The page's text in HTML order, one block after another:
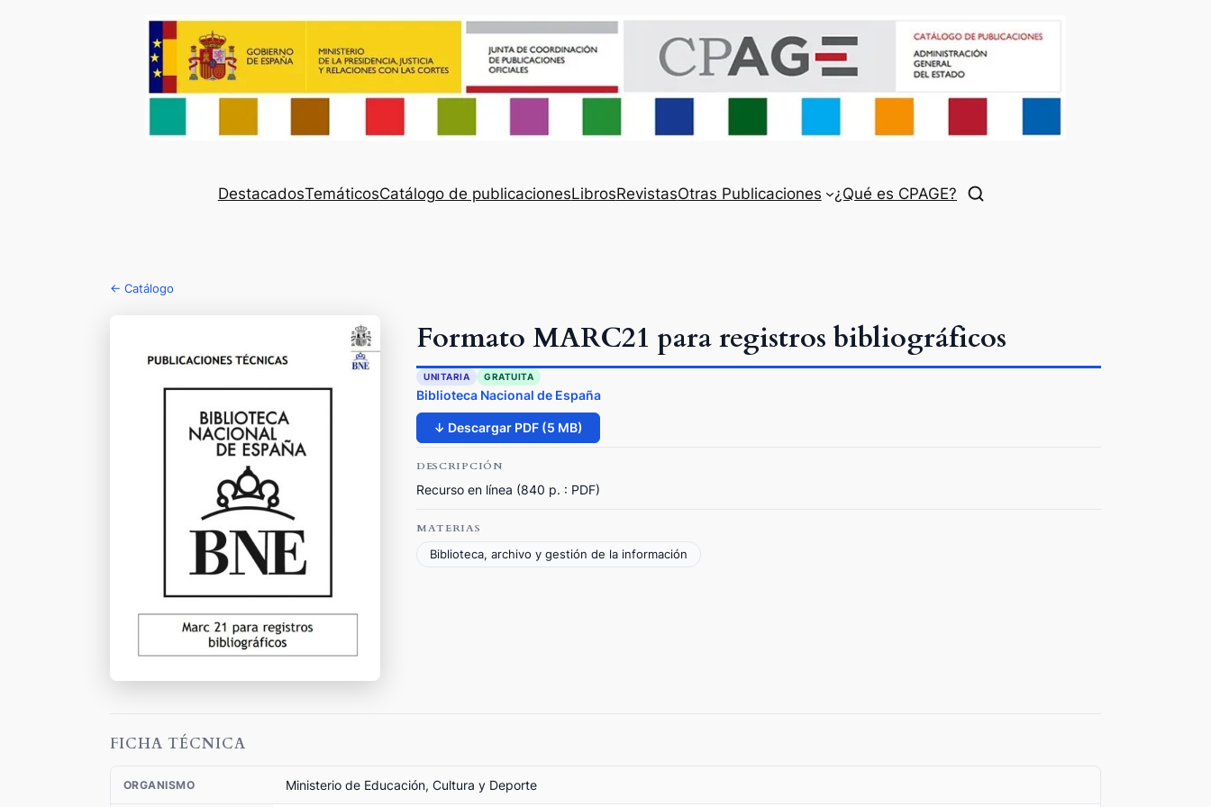
DestacadosTemáticosCatálogo de publicacionesLibrosRevistasOtras Publicaciones ¿Qué es CPAGE?
← Catálogo
Formato MARC21 para registros bibliográficos
UNITARIA GRATUITA
Biblioteca Nacional de España
↓ Descargar PDF (5 MB)
DESCRIPCIÓN
Recurso en línea (840 p. : PDF)
MATERIAS
Biblioteca, archivo y gestión de la información
FICHA TÉCNICA
ORGANISMO Ministerio de Educación, Cultura y Deporte